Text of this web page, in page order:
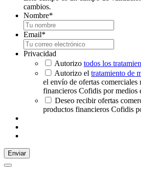
cambios.
Nombre*
Email*
Privacidad
Autorizo todos los
Autorizo el tratamiento de
el envío de ofertas comerciales
financieros Cofidis por medios
Deseo recibir ofertas
productos financieros Cofidis
Enviar